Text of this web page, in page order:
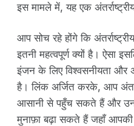
इस मामले में, यह एक
आप सोच रहे होंगे कि
इतनी महत्वपूर्ण क्यों है। ऐसा
इंजन के लिए विश्वसनीयता और
है। लिंक अर्जित करके, आप
आसानी से पहुँच सकते हैं और उन
मुनाफ़ा बढ़ा सकते हैं जहाँ आपकी